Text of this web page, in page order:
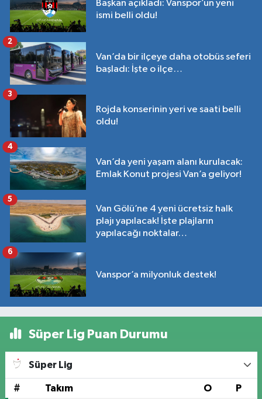
Başkan açıkladı: Vanspor’un yeni
ismi belli oldu!
Van’da bir ilçeye daha otobüs seferi
başladı: İşte o ilçe…
2
Rojda konserinin yeri ve saati belli
oldu!
3
Van’da yeni yaşam alanı kurulacak:
Emlak Konut projesi Van’a geliyor!
4
Van Gölü’ne 4 yeni ücretsiz halk
plajı yapılacak! İşte plajların
yapılacağı noktalar…
5
Vanspor’a milyonluk destek!
6
Süper Lig Puan Durumu
Süper Lig
# Takım O P